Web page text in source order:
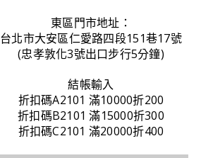
東區門市地址：
台北市大安區仁愛路四段151巷17號
(忠孝敦化3號出口步行5分鐘)
結帳輸入
折扣碼A2101 滿10000折200
折扣碼B2101 滿15000折300
折扣碼C2101 滿20000折400